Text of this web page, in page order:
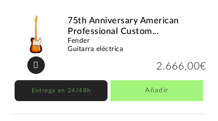
75th Anniversary American
Professional Custom...
Fender
Guitarra eléctrica
2.666,00€
Entrega en 24/48h Añadir